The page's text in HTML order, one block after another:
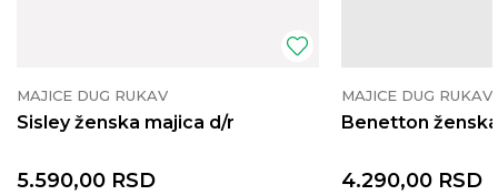
MAJICE DUG RUKAV
Sisley ženska majica d/r
5.590,00 RSD
MAJICE DUG RUKAV
Benetton
4.290,00 RSD